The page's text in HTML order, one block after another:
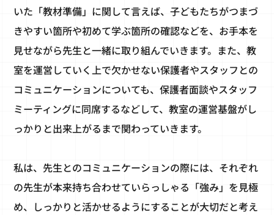
いた「教材準備」に関して言えば、子どもたちがつまづ
きやすい箇所や初めて学ぶ箇所の確認などを、お手本を
見せながら先生と一緒に取り組んでいきます。また、教
室を運営していく上で欠かせない保護者やスタッフとの
コミュニケーションについても、保護者面談やスタッフ
ミーティングに同席するなどして、教室の運営基盤がし
っかりと出来上がるまで関わっていきます。
私は、先生とのコミュニケーションの際には、それぞれ
の先生が本来持ち合わせていらっしゃる「強み」を見極
め、しっかりと活かせるようにすることが大切だと考え